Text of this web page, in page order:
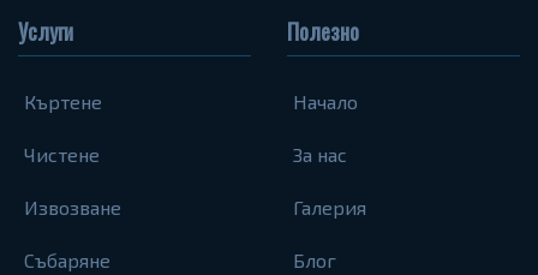
Услуги
Къртене
Чистене
Извозване
Събаряне
Полезно
Начало
За нас
Галерия
Блог